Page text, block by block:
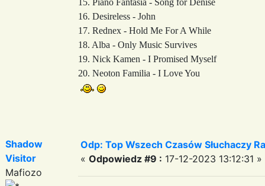
16. Desireless - John
17. Rednex - Hold Me For A While
18. Alba - Only Music Survives
19. Nick Kamen - I Promised Myself
20. Neoton Familia - I Love You
Shadow
Visitor
Mafiozo
Odp: Top Wszech Czasów Słuchaczy
« Odpowiedz #9 : 17-12-2023 13:12:31 »